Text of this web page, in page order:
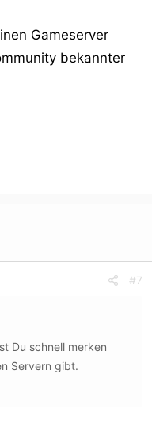
Gameserver
bekannter
#7
Du schnell merken
Servern gibt.